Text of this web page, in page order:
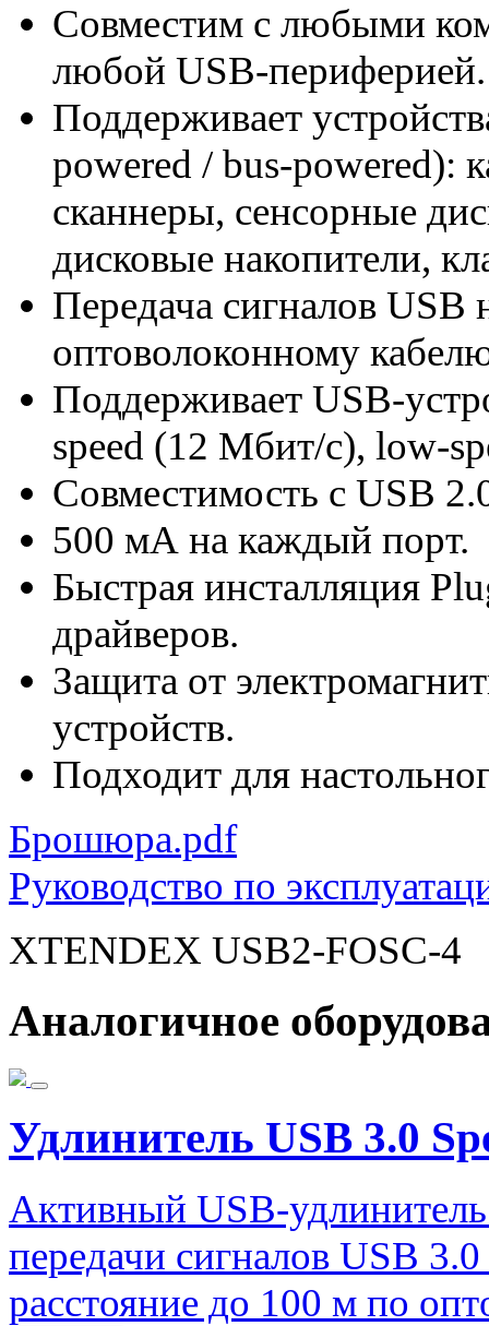
Совместим с любыми
любой USB-периферией.
Поддерживает
powered / bus-powered):
сканнеры, сенсорные
дисковые накопители,
Передача сигналов USB
оптоволоконному
Поддерживает USB-
speed (12 Мбит/с), low-
Совместимость с USB
500 мА на каждый порт.
Быстрая инсталляция
драйверов.
Защита от
устройств.
Подходит для
Брошюра.pdf
Руководство по
XTENDEX USB2-FOSC-4
Аналогичное
Удлинитель USB 3.0
Активный USB-
передачи сигналов USB
расстояние до 100 м по